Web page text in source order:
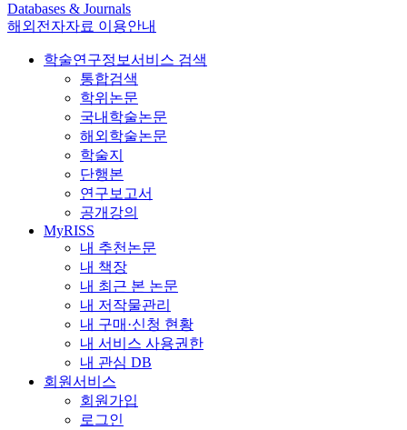
Databases & Journals
해외전자자료 이용안내
학술연구정보서비스 검색
통합검색
학위논문
국내학술논문
해외학술논문
학술지
단행본
연구보고서
공개강의
MyRISS
내 추천논문
내 책장
내 최근 본 논문
내 저작물관리
내 구매·신청 현황
내 서비스 사용권한
내 관심 DB
회원서비스
회원가입
로그인